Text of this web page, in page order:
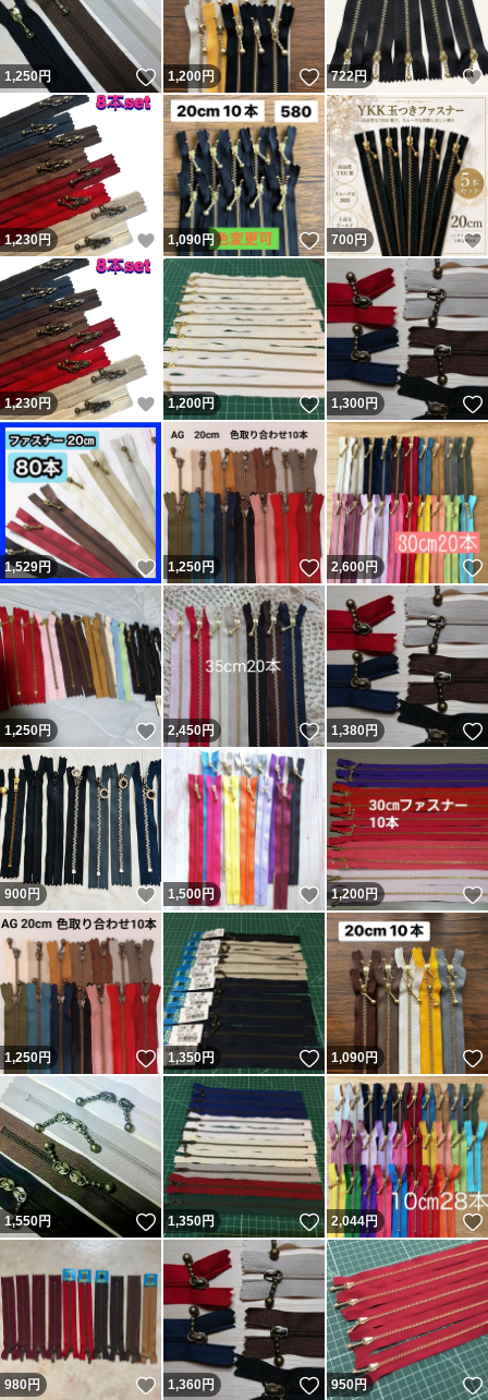
1,250円 いいね！
1,200円 いいね！
722円
1,230円 いいね！
1,090円 いいね！
700 円
1,230円 いいね！
1,200円 いいね！
1,300円
1,529円 いいね！
1,250円 いいね！
2,600円
1,250円 いいね！
2,450円 いいね！
1,380円
900円 いいね！
1,500円 いいね！
1,200円
1,250円 いいね！
1,350円 いいね！
1,090円
1,550円 いいね！
1,350円 いいね！
2,044円
980円 いいね！
1,360円 いいね！
950円